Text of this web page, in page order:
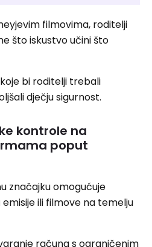
filmovima, roditelji
što iskustvo učini što
bi roditelji trebali
dječju sigurnost.
kontrole na
poput
značajku omogućuje
ili filmove na temelju
računa s ograničenim